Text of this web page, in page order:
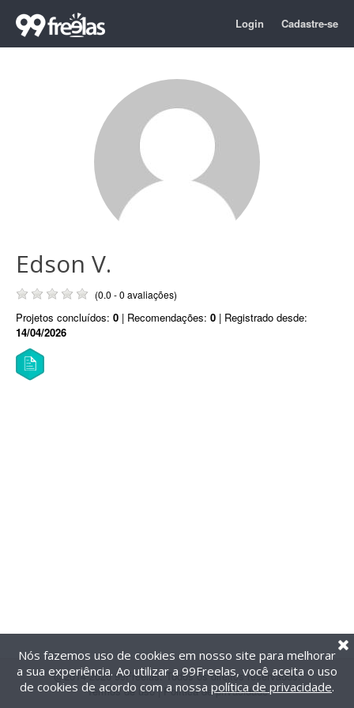
Login Cadastre-se
Edson V.
(0.0 - 0 avaliações)
Projetos concluídos: 0 | Recomendações: 0 | Registrado desde:
14/04/2026
@2014-2026 99Freelas. Todos os direitos reservados.
Termos de uso| Política de privacidade
Nós fazemos uso de cookies em nosso site para melhorar
a sua experiência. Ao utilizar a 99Freelas, você aceita o uso
de cookies de acordo com a nossa política de privacidade.